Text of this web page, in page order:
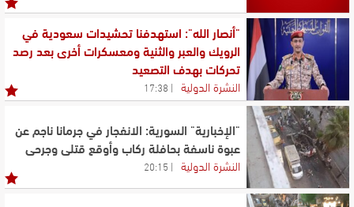
"أنصار الله": استهدفنا تحشيدات سعودية في
الرويك والعبر والثنية ومعسكرات أخرى بعد رصد
تحركات بهدف التصعيد
النشرة الدولية 17:38
"الإخبارية" السورية: الانفجار في جرمانا ناجم عن
عبوة ناسفة بحافلة ركاب وأوقع قتلى وجرحى
النشرة الدولية 20:15